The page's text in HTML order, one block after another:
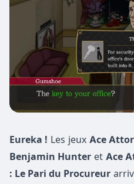
Eureka ! Les jeux Ace
Benjamin Hunter et Ace
: Le Pari du Procureur